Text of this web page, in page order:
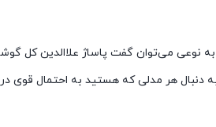
به نوعی می‌توان گفت پاساژ علاالدین
هر مدلی که هستید به احتمال قوی در